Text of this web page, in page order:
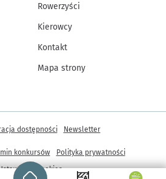
Strona główna - wroclaw.pl
Rowerzyści
Kierowcy
Kontakt
Mapa strony
dostępności Newsletter
konkursów
Polityka prywatności
cookies